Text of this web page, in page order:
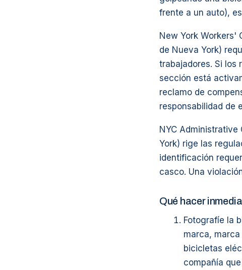
frente a un auto),
New York Workers'
de Nueva York)
trabajadores. Si los
sección está
reclamo de
responsabilidad de
NYC Administrative
York) rige las
identificación
casco. Una
Qué hacer
Fotografíe la
marca,
bicicletas
compañía